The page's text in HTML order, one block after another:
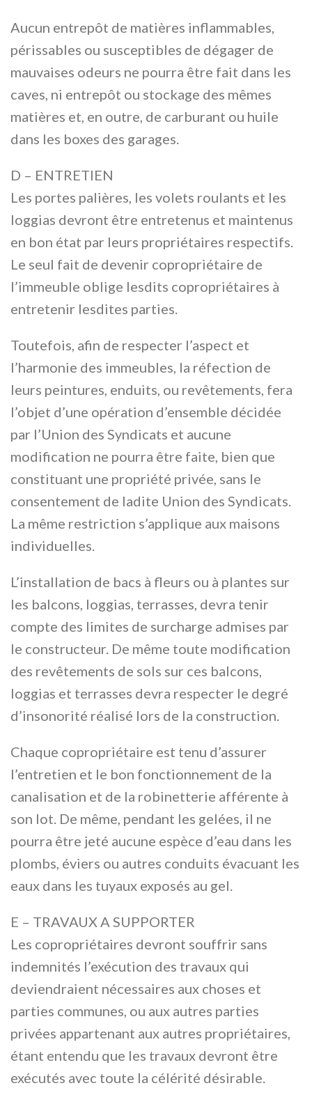
Aucun entrepôt de matières inflammables,
périssables ou susceptibles de dégager de
mauvaises odeurs ne pourra être fait dans les
caves, ni entrepôt ou stockage des mêmes
matières et, en outre, de carburant ou huile
dans les boxes des garages.
D – ENTRETIEN
Les portes palières, les volets roulants et les
loggias devront être entretenus et maintenus
en bon état par leurs propriétaires respectifs.
Le seul fait de devenir copropriétaire de
l’immeuble oblige lesdits copropriétaires à
entretenir lesdites parties.
Toutefois, afin de respecter l’aspect et
l’harmonie des immeubles, la réfection de
leurs peintures, enduits, ou revêtements, fera
l’objet d’une opération d’ensemble décidée
par l’Union des Syndicats et aucune
modification ne pourra être faite, bien que
constituant une propriété privée, sans le
consentement de ladite Union des Syndicats.
La même restriction s’applique aux maisons
individuelles.
L’installation de bacs à fleurs ou à plantes sur
les balcons, loggias, terrasses, devra tenir
compte des limites de surcharge admises par
le constructeur. De même toute modification
des revêtements de sols sur ces balcons,
loggias et terrasses devra respecter le degré
d’insonorité réalisé lors de la construction.
Chaque copropriétaire est tenu d’assurer
l’entretien et le bon fonctionnement de la
canalisation et de la robinetterie afférente à
son lot. De même, pendant les gelées, il ne
pourra être jeté aucune espèce d’eau dans les
plombs, éviers ou autres conduits évacuant les
eaux dans les tuyaux exposés au gel.
E – TRAVAUX A SUPPORTER
Les copropriétaires devront souffrir sans
indemnités l’exécution des travaux qui
deviendraient nécessaires aux choses et
parties communes, ou aux autres parties
privées appartenant aux autres propriétaires,
étant entendu que les travaux devront être
exécutés avec toute la célérité désirable.